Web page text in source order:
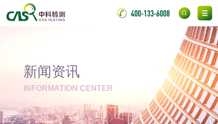
400-133-6008
新闻资讯
INFORMATION CENTER
金属硬度测试
喷嘴检测
保险柜检测 气弹簧检测
伸缩警棍检测